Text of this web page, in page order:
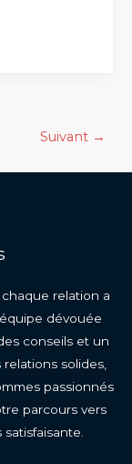
Suivant →
relation a
dévouée
conseils et un
solides,
passionnés
parcours vers